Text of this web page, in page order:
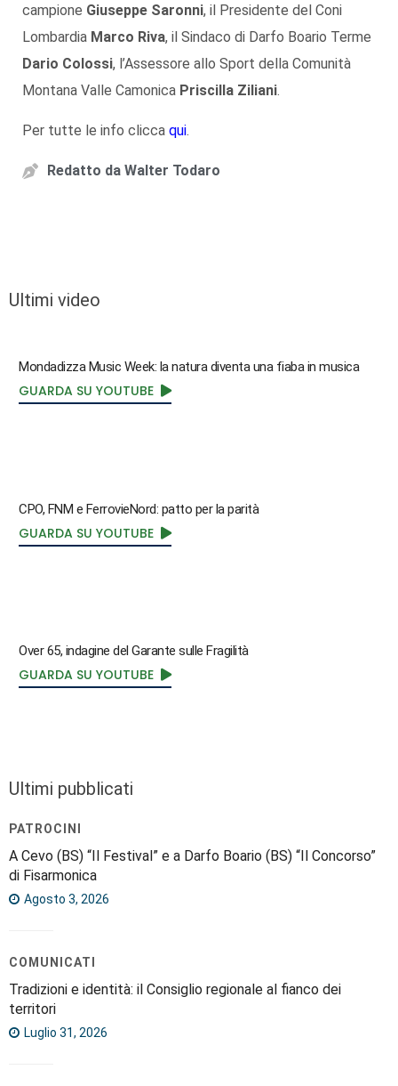
campione Giuseppe Saronni, il Presidente del Coni
Lombardia Marco Riva, il Sindaco di Darfo Boario Terme
Dario Colossi, l’Assessore allo Sport della Comunità
Montana Valle Camonica Priscilla Ziliani.
Per tutte le info clicca qui.
Redatto da Walter Todaro
Ultimi video
Mondadizza Music Week: la natura diventa una fiaba in musica
GUARDA SU YOUTUBE
CPO, FNM e FerrovieNord: patto per la parità
GUARDA SU YOUTUBE
Over 65, indagine del Garante sulle Fragilità
GUARDA SU YOUTUBE
Ultimi pubblicati
PATROCINI
A Cevo (BS) “Il Festival” e a Darfo Boario (BS) “Il Concorso”
di Fisarmonica
Agosto 3, 2026
COMUNICATI
Tradizioni e identità: il Consiglio regionale al fianco dei
territori
Luglio 31, 2026